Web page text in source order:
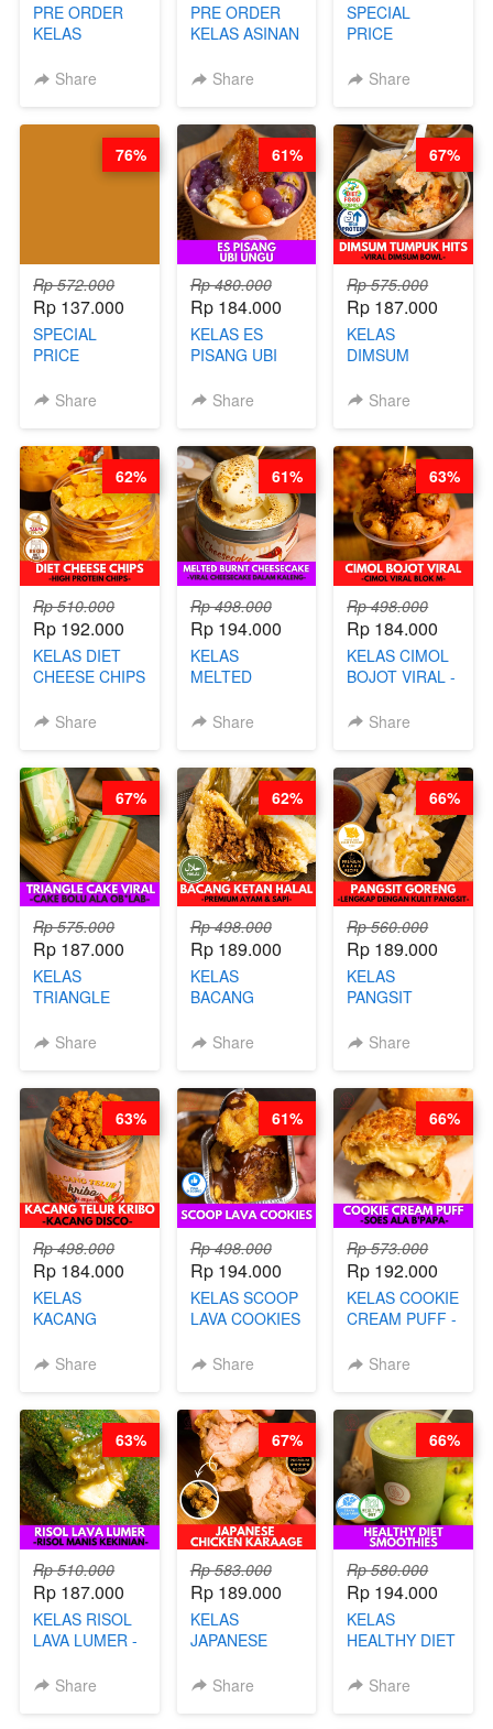
PRE ORDER
KELAS
LAYER CAKE -
SAUCE- BY
(TAYANG 18
Share
PRE ORDER
KELAS ASINAN
BY CHEF DITA
Share
SPECIAL
PRICE
KELAS KOPI &
BARISTA
ARISUDANA
(TANGGAL 10
AGS HARGA
NAIK! )
Share
Rp 572.000
Rp 137.000
SPECIAL
PRICE
KELAS CAKWE
DITA
(TANGGAL 10
AGS HARGA
NAIK! )
Share
76%
Rp 480.000
Rp 184.000
KELAS ES
PISANG UBI
CHEF DITA
Share
61%
Rp 575.000
Rp 187.000
KELAS
DIMSUM
- VIRAL
STEPHANIE
Share
67%
Rp 510.000
Rp 192.000
KELAS DIET
CHEESE CHIPS
PROTEIN
Share
62%
Rp 498.000
Rp 194.000
KELAS
MELTED
CHEESECAKE -
DALAM
KALENG-BY
CHEF DITA
Share
61%
Rp 498.000
Rp 184.000
KELAS CIMOL
BOJOT VIRAL -
BLOK M -BY
JUNI)
Share
63%
Rp 575.000
Rp 187.000
KELAS
TRIANGLE
CAKE BOLU
Share
67%
Rp 498.000
Rp 189.000
KELAS
BACANG
PREMIUM
Share
62%
Rp 560.000
Rp 189.000
KELAS
PANGSIT
LENGKAP
PANGSIT -BY
CHEF DITA
Share
66%
Rp 498.000
Rp 184.000
KELAS
KACANG
KACANG
Share
63%
Rp 498.000
Rp 194.000
KELAS SCOOP
LAVA COOKIES
Share
61%
Rp 573.000
Rp 192.000
KELAS COOKIE
CREAM PUFF -
B’PAPA-BY
Share
66%
Rp 510.000
Rp 187.000
KELAS RISOL
LAVA LUMER -
KEKINIAN-BY
Share
63%
Rp 583.000
Rp 189.000
KELAS
JAPANESE
KARAAGE - BY
Share
67%
Rp 580.000
Rp 194.000
KELAS
HEALTHY DIET
BY BARISTA
Share
66%